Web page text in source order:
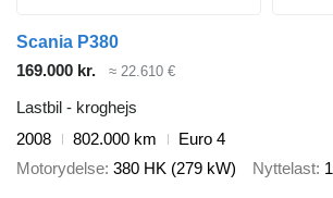
Scania P380
169.000 kr.
≈ 22.610 €
Lastbil - kroghejs
2008
802.000 km
Euro 4
Motorydelse 380 HK (279 kW) Nyttelast